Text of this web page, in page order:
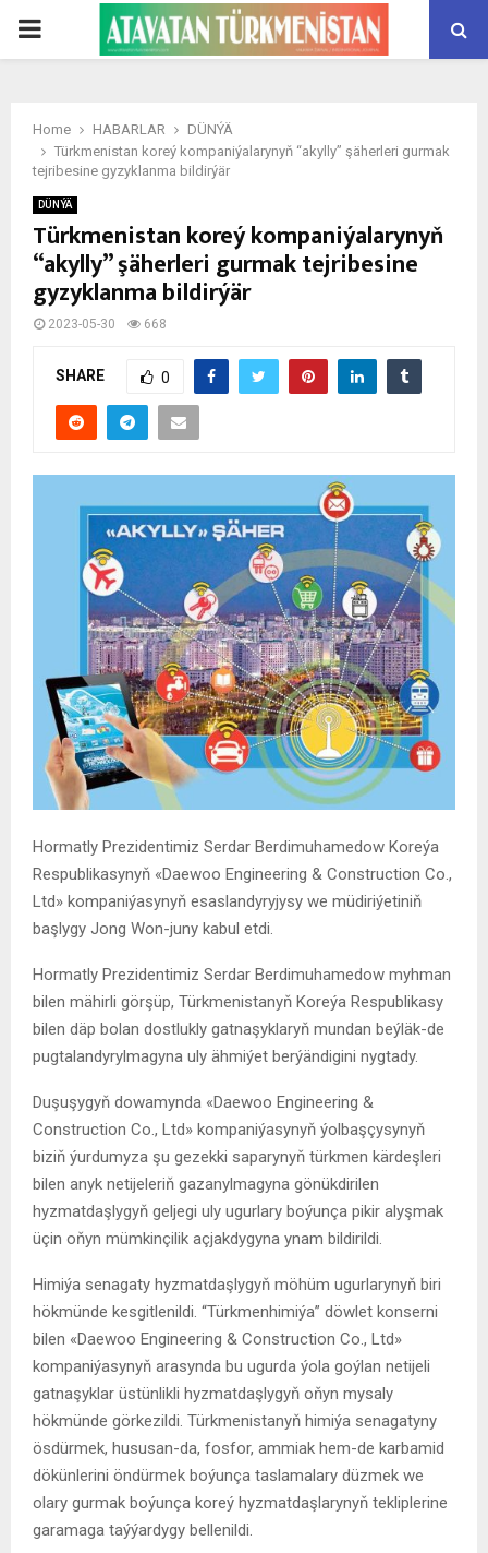
PRIMARY
Home HABARLAR
DÜNÝÄ
Türkmenistan koreý kompaniýalarynyň “akylly” şäherleri gurmak
tejribesine gyzyklanma bildirýär
DÜNÝÄ
Türkmenistan koreý kompaniýalarynyň
“akylly” şäherleri gurmak tejribesine
gyzyklanma bildirýär
2023-05-30 668
SHARE 0
Hormatly Prezidentimiz Serdar Berdimuhamedow Koreýa
Respublikasynyň «Daewoo Engineering & Construction Co.,
Ltd» kompaniýasynyň esaslandyryjysy we müdiriýetiniň
başlygy Jong Won-juny kabul etdi.
Hormatly Prezidentimiz Serdar Berdimuhamedow myhman
bilen mähirli görşüp, Türkmenistanyň Koreýa Respublikasy
bilen däp bolan dostlukly gatnaşyklaryň mundan beýläk-de
pugtalandyrylmagyna uly ähmiýet berýändigini nygtady.
Duşuşygyň dowamynda «Daewoo Engineering &
Construction Co., Ltd» kompaniýasynyň ýolbaşçysynyň
biziň ýurdumyza şu gezekki saparynyň türkmen kärdeşleri
bilen anyk netijeleriň gazanylmagyna gönükdirilen
hyzmatdaşlygyň geljegi uly ugurlary boýunça pikir alyşmak
üçin oňyn mümkinçilik açjakdygyna ynam bildirildi.
Himiýa senagaty hyzmatdaşlygyň möhüm ugurlarynyň biri
hökmünde kesgitlenildi. “Türkmenhimiýa” döwlet konserni
bilen «Daewoo Engineering & Construction Co., Ltd»
kompaniýasynyň arasynda bu ugurda ýola goýlan netijeli
gatnaşyklar üstünlikli hyzmatdaşlygyň oňyn mysaly
hökmünde görkezildi. Türkmenistanyň himiýa senagatyny
ösdürmek, hususan-da, fosfor, ammiak hem-de karbamid
dökünlerini öndürmek boýunça taslamalary düzmek we
olary gurmak boýunça koreý hyzmatdaşlarynyň tekliplerine
garamaga taýýardygy bellenildi.